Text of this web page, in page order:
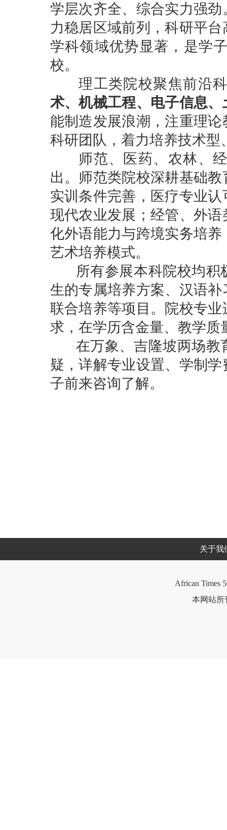
学层次齐全、综合实力强
力稳居区域前列，科研平
学科领域优势显著，是学
校。
理工类院校聚焦前沿科
术、机械工程、电子信息、
能制造发展浪潮，注重理
科研团队，着力培养技术型
师范、医药、农林、经
出。师范类院校深耕基础
实训条件完善，医疗专业
现代农业发展；经管、外
化外语能力与跨境实务培
艺术培养模式。
所有参展本科院校均积
生的专属培养方案、汉语
联合培养等项目。院校专
求，在学历含金量、教学
在万象、吉隆坡两场教
疑，详解专业设置、学制
子前来咨询了解。
关于我
African Times
本网站所